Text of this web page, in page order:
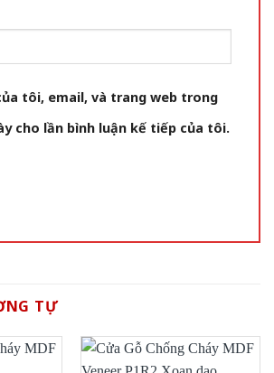
tôi, email, và trang web trong
cho lần bình luận kế tiếp của tôi.
TỰ